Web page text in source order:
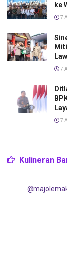
ke
7
7
7
Kulineran